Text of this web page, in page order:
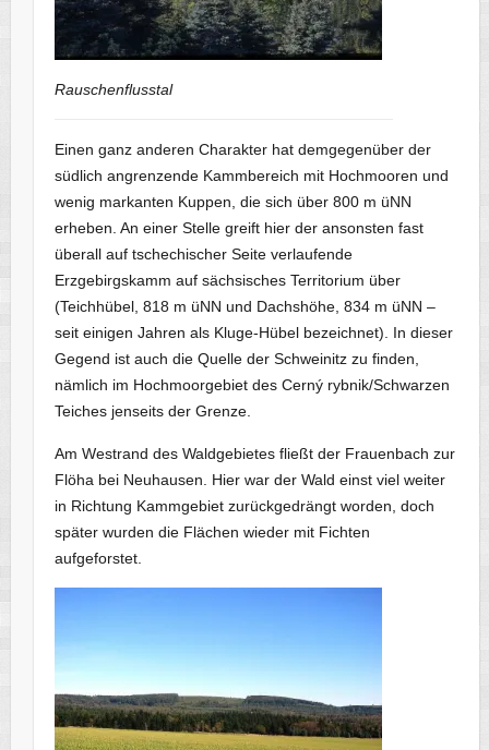
Rauschenflusstal
Einen ganz anderen Charakter hat demgegenüber der
südlich angrenzende Kammbereich mit Hochmooren und
wenig markanten Kuppen, die sich über 800 m üNN
erheben. An einer Stelle greift hier der ansonsten fast
überall auf tschechischer Seite verlaufende
Erzgebirgskamm auf sächsisches Territorium über
(Teichhübel, 818 m üNN und Dachshöhe, 834 m üNN –
seit einigen Jahren als Kluge-Hübel bezeichnet). In dieser
Gegend ist auch die Quelle der Schweinitz zu finden,
nämlich im Hochmoorgebiet des Cerný rybnik/Schwarzen
Teiches jenseits der Grenze.
Am Westrand des Waldgebietes fließt der Frauenbach zur
Flöha bei Neuhausen. Hier war der Wald einst viel weiter
in Richtung Kammgebiet zurückgedrängt worden, doch
später wurden die Flächen wieder mit Fichten
aufgeforstet.